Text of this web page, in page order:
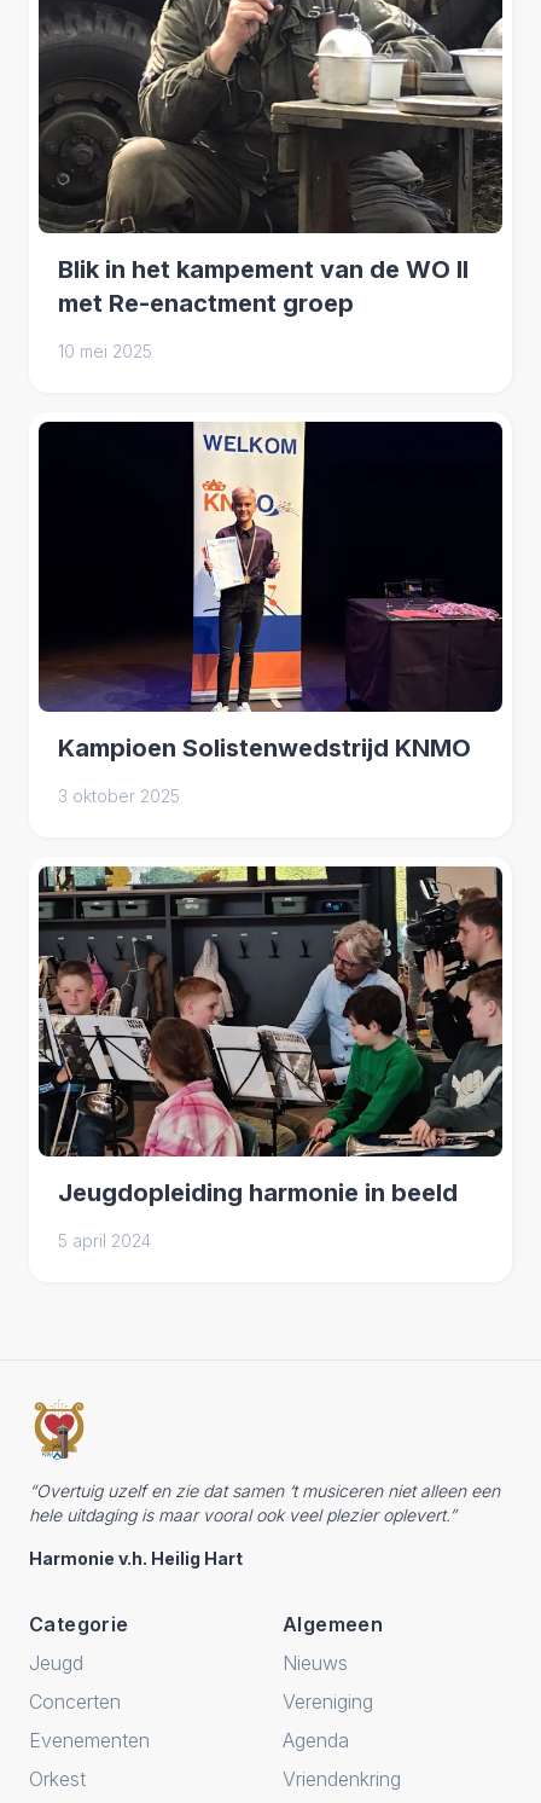
Blik in het kampement van de WO II
met Re-enactment groep
10 mei 2025
Kampioen Solistenwedstrijd KNMO
3 oktober 2025
Jeugdopleiding harmonie in beeld
5 april 2024
“Overtuig uzelf en zie dat samen ‘t musiceren niet alleen een
hele uitdaging is maar vooral ook veel plezier oplevert.”
Harmonie v.h. Heilig Hart
Categorie
Jeugd
Concerten
Evenementen
Orkest
Algemeen
Nieuws
Vereniging
Agenda
Vriendenkring